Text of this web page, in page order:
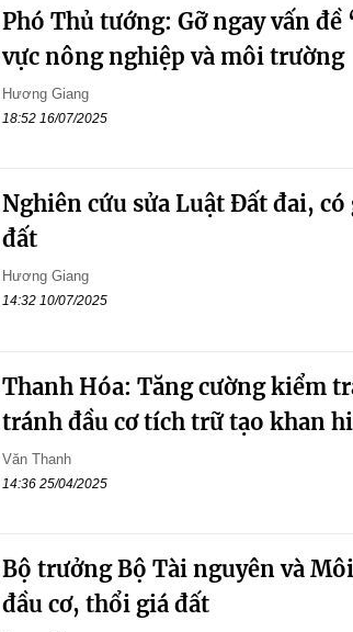
Phó Thủ tướng: Gỡ ngay vấn
vực nông nghiệp và môi trường
Hương Giang
18:52 16/07/2025
Nghiên cứu sửa Luật Đất đai,
đất
Hương Giang
14:32 10/07/2025
Thanh Hóa: Tăng cường kiểm
tránh đầu cơ tích trữ tạo khan
Văn Thanh
14:36 25/04/2025
Bộ trưởng Bộ Tài nguyên và
đầu cơ, thổi giá đất